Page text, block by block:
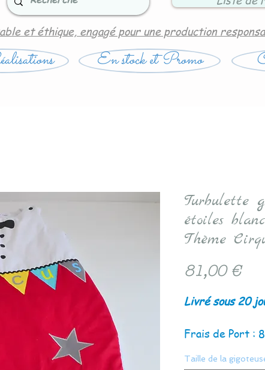
et éthique, engagé pour une production
En stock et Promo
Turbulette
étoiles
Thème
81,00 €Prix
Livré sous 20
Frais de Port :
Taille de la